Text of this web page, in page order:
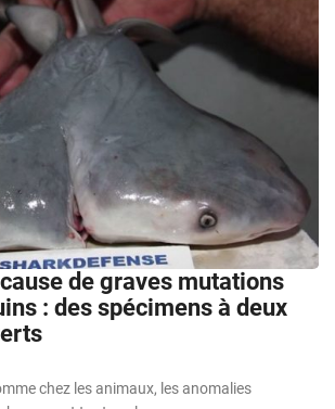
de graves mutations
: des spécimens à deux
chez les animaux, les anomalies